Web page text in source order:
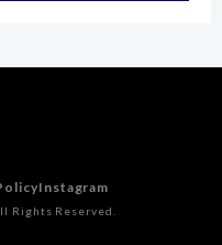
Instagram
Rights Reserved.